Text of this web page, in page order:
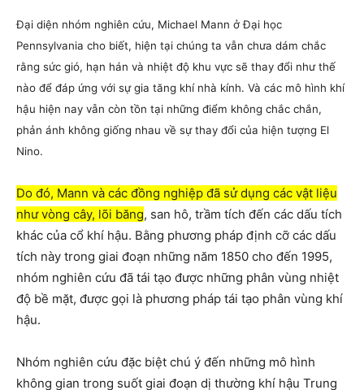
Đại diện nhóm nghiên cứu, Michael Mann ở Đại học
Pennsylvania cho biết, hiện tại chúng ta vẫn chưa dám chắc
rằng sức gió, hạn hán và nhiệt độ khu vực sẽ thay đổi như thế
nào để đáp ứng với sự gia tăng khí nhà kính. Và các mô hình khí
hậu hiện nay vẫn còn tồn tại những điểm không chắc chắn,
phản ánh không giống nhau về sự thay đổi của hiện tượng El
Nino.
Do đó, Mann và các đồng nghiệp đã sử dụng các vật liệu
như vòng cây, lõi băng, san hô, trầm tích đến các dấu tích
khác của cổ khí hậu. Bằng phương pháp định cỡ các dấu
tích này trong giai đoạn những năm 1850 cho đến 1995,
nhóm nghiên cứu đã tái tạo được những phân vùng nhiệt
độ bề mặt, được gọi là phương pháp tái tạo phân vùng khí
hậu.
Nhóm nghiên cứu đặc biệt chú ý đến những mô hình
không gian trong suốt giai đoạn dị thường khí hậu Trung